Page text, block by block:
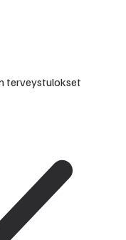
terveystulokset